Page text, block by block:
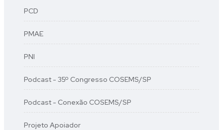
PCD
PMAE
PNI
Podcast - 35º Congresso COSEMS/SP
Podcast - Conexão COSEMS/SP
Projeto Apoiador